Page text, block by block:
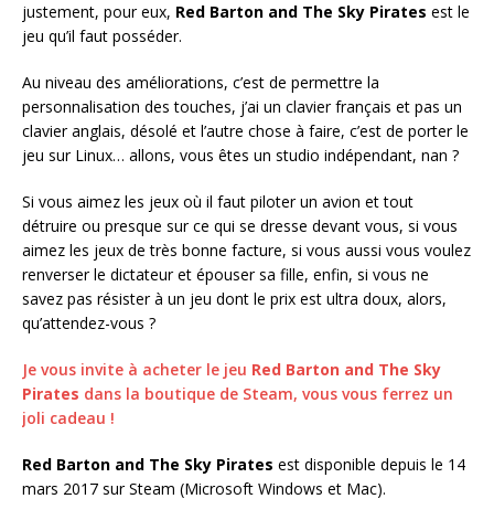
justement, pour eux, Red Barton and The Sky Pirates est le
jeu qu’il faut posséder.
Au niveau des améliorations, c’est de permettre la
personnalisation des touches, j’ai un clavier français et pas un
clavier anglais, désolé et l’autre chose à faire, c’est de porter le
jeu sur Linux… allons, vous êtes un studio indépendant, nan ?
Si vous aimez les jeux où il faut piloter un avion et tout
détruire ou presque sur ce qui se dresse devant vous, si vous
aimez les jeux de très bonne facture, si vous aussi vous voulez
renverser le dictateur et épouser sa fille, enfin, si vous ne
savez pas résister à un jeu dont le prix est ultra doux, alors,
qu’attendez-vous ?
Je vous invite à acheter le jeu Red Barton and The Sky
Pirates dans la boutique de Steam, vous vous ferrez un
joli cadeau !
Red Barton and The Sky Pirates est disponible depuis le 14
mars 2017 sur Steam (Microsoft Windows et Mac).